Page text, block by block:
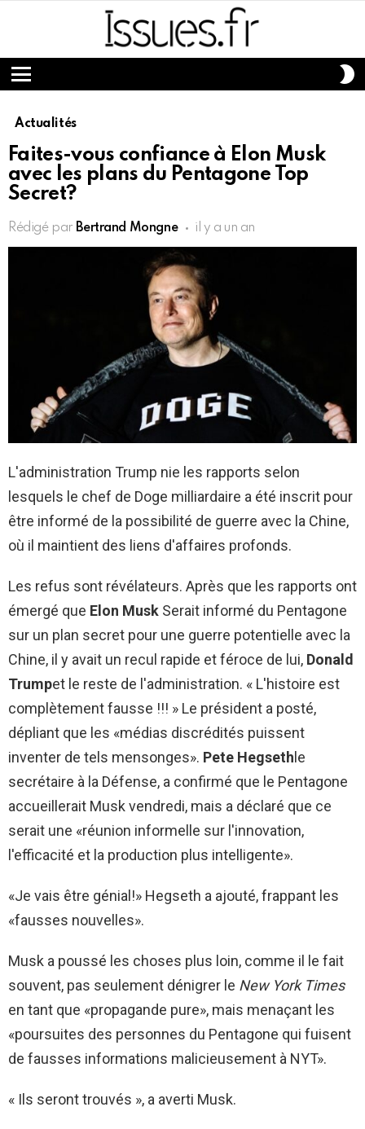
Menu
Actualités
Faites-vous confiance à Elon Musk
avec les plans du Pentagone Top
Secret?
Rédigé par Bertrand Mongne il y a un an
L'administration Trump nie les rapports selon
lesquels le chef de Doge milliardaire a été inscrit pour
être informé de la possibilité de guerre avec la Chine,
où il maintient des liens d'affaires profonds.
Les refus sont révélateurs. Après que les rapports ont
émergé que Elon Musk Serait informé du Pentagone
sur un plan secret pour une guerre potentielle avec la
Chine, il y avait un recul rapide et féroce de lui, Donald
Trumpet le reste de l'administration. « L'histoire est
complètement fausse !!! » Le président a posté,
dépliant que les «médias discrédités puissent
inventer de tels mensonges». Pete Hegsethle
secrétaire à la Défense, a confirmé que le Pentagone
accueillerait Musk vendredi, mais a déclaré que ce
serait une «réunion informelle sur l'innovation,
l'efficacité et la production plus intelligente».
«Je vais être génial!» Hegseth a ajouté, frappant les
«fausses nouvelles».
Musk a poussé les choses plus loin, comme il le fait
souvent, pas seulement dénigrer le New York Times
en tant que «propagande pure», mais menaçant les
«poursuites des personnes du Pentagone qui fuisent
de fausses informations malicieusement à NYT».
« Ils seront trouvés », a averti Musk.